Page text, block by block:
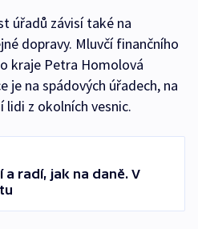
úřadů závisí také na
dopravy. Mluvčí finančního
kraje Petra Homolová
je na spádových úřadech, na
z okolních vesnic.
a radí, jak na daně. V